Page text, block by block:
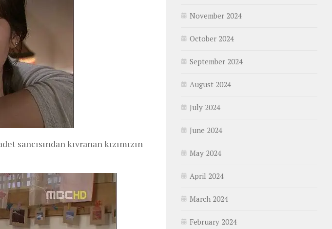
sancısından kıvranan kızımızın
November 2024
October 2024
September 2024
August 2024
July 2024
June 2024
May 2024
April 2024
March 2024
February 2024